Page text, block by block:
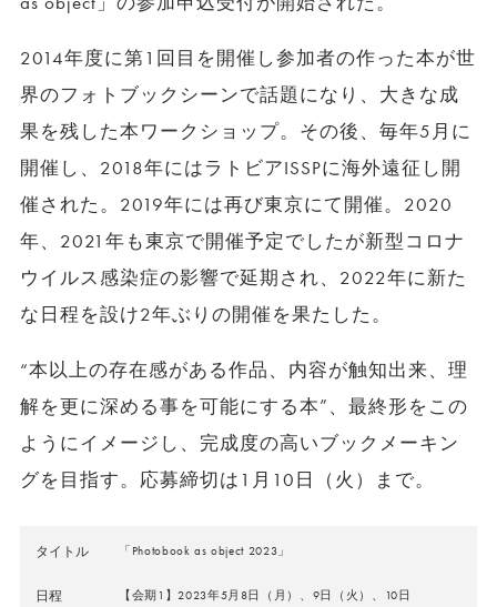
2014年度に第1回目を開催し参加者の作った本が世
界のフォトブックシーンで話題になり、大きな成
果を残した本ワークショップ。その後、毎年5月に
開催し、2018年にはラトビアISSPに海外遠征し開
催された。2019年には再び東京にて開催。2020
年、2021年も東京で開催予定でしたが新型コロナ
ウイルス感染症の影響で延期され、2022年に新た
な日程を設け2年ぶりの開催を果たした。
“本以上の存在感がある作品、内容が触知出来、理
解を更に深める事を可能にする本”、最終形をこの
ようにイメージし、完成度の高いブックメーキン
グを目指す。応募締切は1月10日（火）まで。
タイトル 「Photobook as object 2023」
日程
【会期1】2023年5月8日（月）、9日（火）、10日